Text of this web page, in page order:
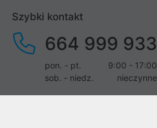
Szybki kontakt
664 999 933
pon. - pt.
9:00 - 17:00
sob. - niedz.
nieczynne